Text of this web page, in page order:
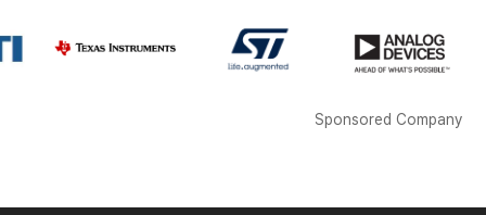
Sponsored Company